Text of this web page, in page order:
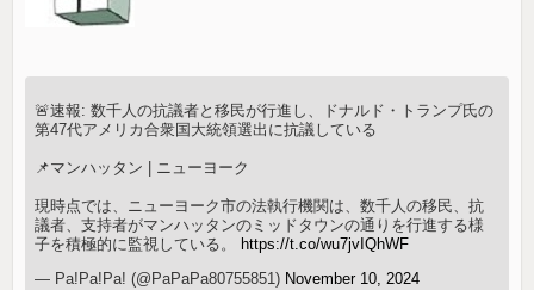
🚨速報: 数千人の抗議者と移民が行進し、ドナルド・トランプ氏の
第47代アメリカ合衆国大統領選出に抗議している
📌マンハッタン | ニューヨーク
現時点では、ニューヨーク市の法執行機関は、数千人の移民、抗
議者、支持者がマンハッタンのミッドタウンの通りを行進する様
子を積極的に監視している。
https://t.co/wu7jvIQhWF
— Pa!Pa!Pa! (@PaPaPa80755851) November 10, 2024